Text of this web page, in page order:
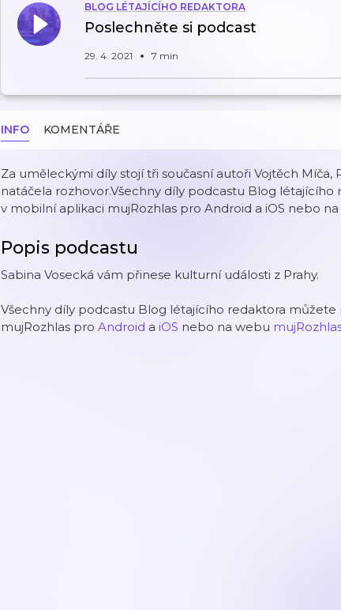
BLOG LÉTAJÍCÍHO REDAKTORA
Poslechněte si podcast
29. 4. 2021 7 min
INFO KOMENTÁŘE
Za uměleckými díly stojí tři současní autoři Vojtěch Míča,
natáčela rozhovor.Všechny díly podcastu Blog
v mobilní aplikaci mujRozhlas pro Android a iOS nebo
Popis podcastu
Sabina Vosecká vám přinese kulturní události z Prahy.
Všechny díly podcastu Blog létajícího redaktora
mujRozhlas pro Android a iOS nebo na webu